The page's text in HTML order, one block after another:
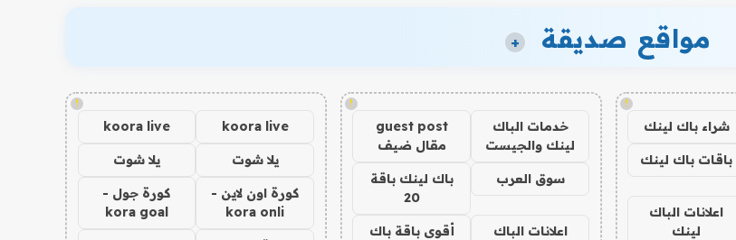
مواقع صديقة +
!
شراء باك لينك
باقات باك لينك
اعلانات الباك
لينك
!
خدمات الباك
لينك والجيست
guest post
مقال ضيف
سوق العرب
باك لينك باقة
20
اعلانات الباك
أقوى باقة باك
!
koora live
koora live
يلا شوت يلا شوت
كورة اون لاين -
kora onli
كورة جول -
kora goal